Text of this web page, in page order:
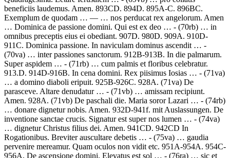
beneficiis laudemus. Amen. 893CD. 894D. 895A-C. 896BC.
Exemplum de quodam … — … nos perducat rex angelorum. Amen
… Dominica de passione domini. Qui est ex deo … - (70rb) … in
omnibus preceptis eius ei obediant. 907D. 980D. 909A. 910D-
911C. Dominica passione. In naviculam dominus ascendit … -
(70va) … inter passiones sanctorum. 912B-913B. In die palmarum.
Super aspidem … - (71rb) … cum palmis et floribus celebratur.
913.D. 914D-916B. In cena domini. Rex piisimus Iosias … - (71va)
… a domino diaboli eripuit. 925B-926C. 928A. (71va) De
parasceve. Altare denudatur … - (71vb) … amissam recipiunt.
Amen. 928A. (71vb) De paschali die. Maria soror Lazari … - (74rb)
… donare dignetur nobis. Amen. 932D-941f. mit Auslassungen. De
inventione sanctae crucis. Signatur est super nos lumen … - (74va)
… dignetur Christus filius dei. Amen. 941CD. 942CD In
Rogationibus. Breviter auscultare debetis … - (75va) … gaudia
pervenire mereamur. Quam oculos non vidit etc. 951A-954A. 954C-
956A. De ascensione domini. Elevatus est sol … - (76ra) … sic et